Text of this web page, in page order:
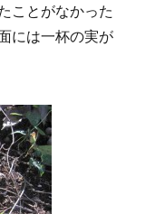
ことがなかった
には一杯の実が